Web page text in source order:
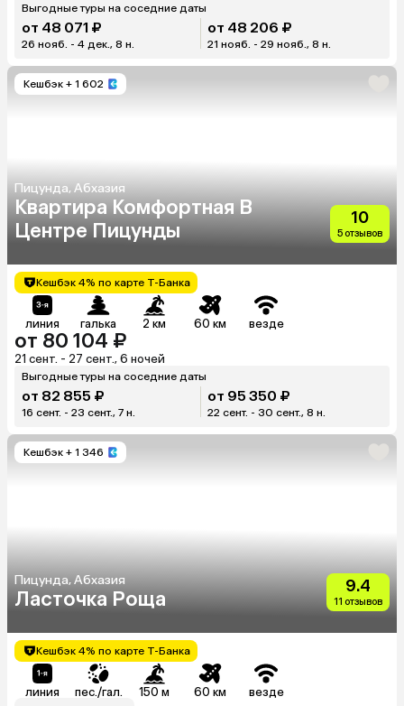
Выгодные туры на соседние даты
от 48 071 ₽
26 нояб. - 4 дек., 8 н.
от 48 206 ₽
21 нояб. - 29 нояб., 8 н.
Кешбэк + 1 602
Пицунда, Абхазия
Квартира Комфортная В
Центре Пицунды
10
5 отзывов
Кешбэк 4% по карте Т-Банка
линия галька 2 км 60 км везде
от 80 104 ₽
21 сент. - 27 сент., 6 ночей
Выгодные туры на соседние даты
от 82 855 ₽
16 сент. - 23 сент., 7 н.
от 95 350 ₽
22 сент. - 30 сент., 8 н.
Кешбэк + 1 346
Пицунда, Абхазия
Ласточка Роща
9.4
11 отзывов
Кешбэк 4% по карте Т-Банка
линия пес./гал. 150 м 60 км везде